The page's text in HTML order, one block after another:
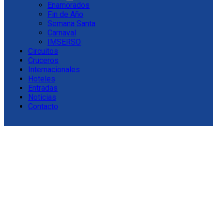
Enamorados
Fin de Año
Semana Santa
Carnaval
IMSERSO
Circuitos
Cruceros
Internacionales
Hoteles
Entradas
Noticias
Contacto